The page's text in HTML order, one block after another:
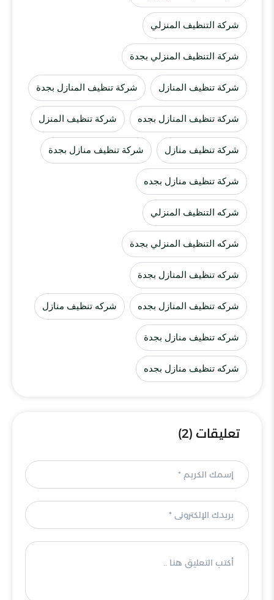
شركة التنظيف المنزلي
شركة التنظيف المنزلي بجدة
شركة تنظيف المنازل شركة تنظيف المنازل بجدة
شركة تنظيف المنازل بجده شركة تنظيف المنزل
شركة تنظيف منازل شركة تنظيف منازل بجدة
شركة تنظيف منازل بجده
شركه التنظيف المنزلي
شركه التنظيف المنزلي بجدة
شركه تنظيف المنازل بجدة
شركه تنظيف المنازل بجده شركه تنظيف منازل
شركه تنظيف منازل بجدة
شركه تنظيف منازل بجده
تعليقات (2)